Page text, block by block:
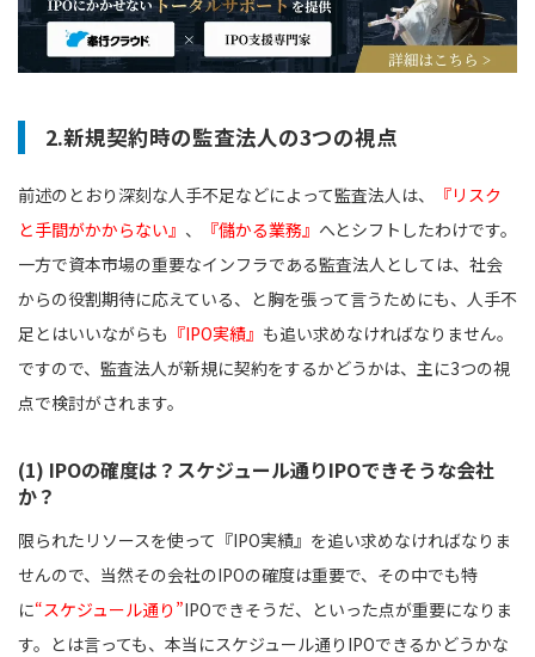
2.新規契約時の監査法人の3つの視点
前述のとおり深刻な人手不足などによって監査法人は、
『リスク
と手間がかからない』 、 『儲かる業務』 へとシフトしたわけです。
一方で資本市場の重要なインフラである監査法人としては、社会
からの役割期待に応えている、と胸を張って言うためにも、人手不
足とはいいながらも 『IPO実績』 も追い求めなければなりません。
ですので、監査法人が新規に契約をするかどうかは、主に3つの視
点で検討がされます。
(1) IPOの確度は？スケジュール通りIPOできそうな会社
か？
限られたリソースを使って『IPO実績』を追い求めなければなりま
せんので、当然その会社のIPOの確度は重要で、その中でも特
に“スケジュール通り”IPOできそうだ、といった点が重要になりま
す。とは言っても、本当にスケジュール通りIPOできるかどうかな